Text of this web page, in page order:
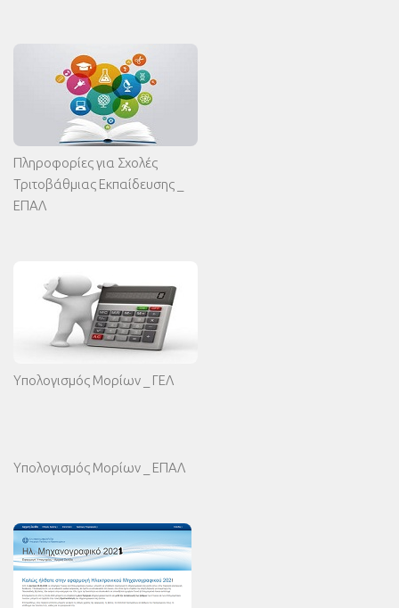
Πληροφορίες για Σχολές
Τριτοβάθμιας Εκπαίδευσης _
ΕΠΑΛ
Υπολογισμός Μορίων _ ΓΕΛ
Υπολογισμός Μορίων _ ΕΠΑΛ